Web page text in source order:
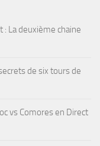
: La deuxième chaine
de six tours de
vs Comores en Direct